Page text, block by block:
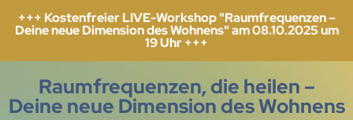
+++ Kostenfreier LIVE-Workshop "Raumfrequenzen –
Deine neue Dimension des Wohnens" am 08.10.2025 um
19 Uhr +++
Raumfrequenzen, die heilen –
Deine neue Dimension des Wohnens